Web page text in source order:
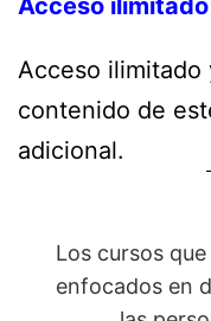
Acceso
Acceso ilimitado
contenido de
adicional.
Enseñan las
son fácil de